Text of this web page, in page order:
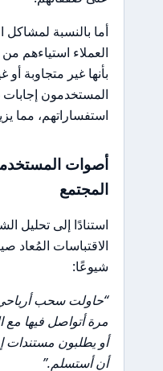
أما بالنسبة لمشاكل
العملاء استياءهم
بأنها غير متجاوبة أو
المستخدمون
استفساراتهم، مما
أصوات
المجتمع
استنادًا إلى تحليل
الاقتباسات المُعاد
شيوعًا:
“حاولت سحب
مرة أتواصل فيها مع
أو يطلبون مستندات
أن أستسلم.”